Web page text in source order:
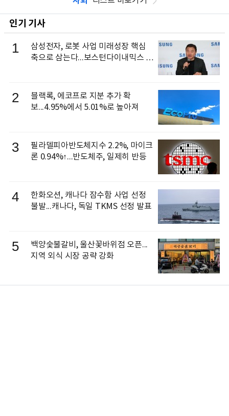
인기 기사
1
삼성전자, 로봇 사업 미래성장 핵심
축으로 삼는다...보스턴다이내믹스 출
2
블랙록, 에코프로 지분 추가 확
보...4.95%에서 5.01%로 높아져
3
필라델피아반도체지수 2.2%, 마이크
론 0.94%↑...반도체주, 일제히 반등
4
한화오션, 캐나다 잠수함 사업 선정
불발...캐나다, 독일 TKMS 선정 발표
5
백양숯불갈비, 울산꽃바위점 오픈...
지역 외식 시장 공략 강화